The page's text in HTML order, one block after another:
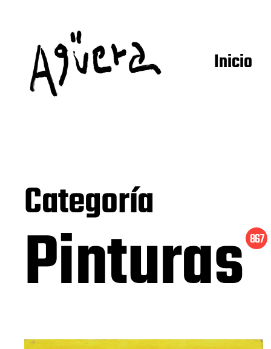
Inicio
Categoría
Pinturas867